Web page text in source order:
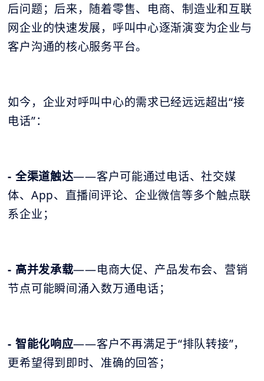
后问题；后来，随着零售、电商、制造业和互联
网企业的快速发展，呼叫中心逐渐演变为企业与
客户沟通的核心服务平台。
如今，企业对呼叫中心的需求已经远远超出“接
电话”：
- 全渠道触达——客户可能通过电话、社交媒
体、App、直播间评论、企业微信等多个触点联
系企业；
- 高并发承载——电商大促、产品发布会、营销
节点可能瞬间涌入数万通电话；
- 智能化响应——客户不再满足于“排队转接”，
更希望得到即时、准确的回答；